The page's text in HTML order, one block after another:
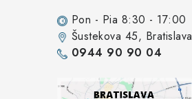
Pon - Pia 8:30 - 17:00
Šustekova 45, Bratislava
0944 90 90 04